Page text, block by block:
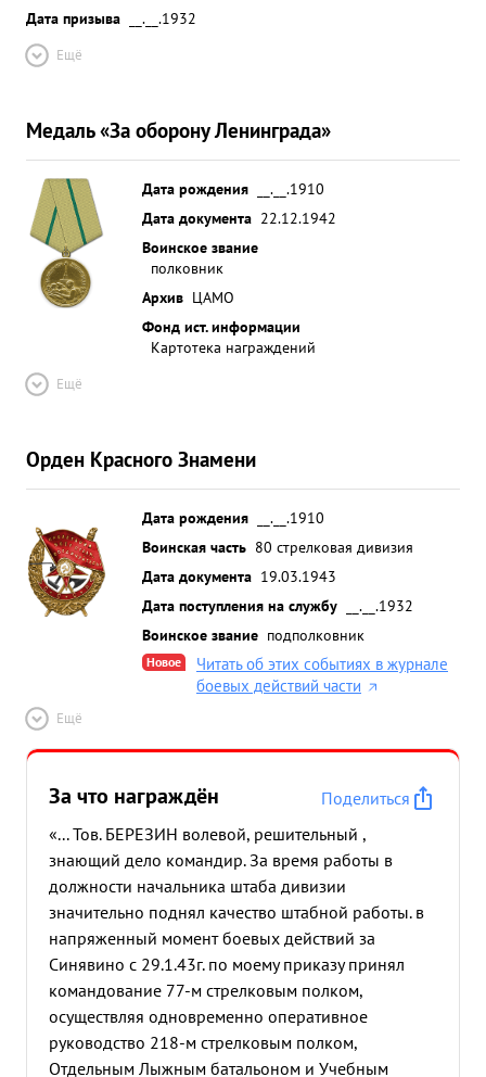
Дата призыва
__.__.1932
Ещё
Медаль «За оборону Ленинграда»
Дата рождения
__.__.1910
Дата документа 22.12.1942
Воинское звание
полковник
Архив ЦАМО
Фонд ист. информации
Картотека награждений
Ещё
Орден Красного Знамени
Дата рождения
__.__.1910
Воинская часть 80 стрелковая дивизия
Дата документа 19.03.1943
Дата поступления на службу
__.__.1932
Воинское звание подполковник
Новое
Читать об этих событиях в журнале
боевых действий части
Ещё
За что награждён
Поделиться
«... Тов. БЕРЕЗИН волевой, решительный ,
знающий дело командир. За время работы в
должности начальника штаба дивизии
значительно поднял качество штабной работы. в
напряженный момент боевых действий за
Синявино с 29.1.43г. по моему приказу принял
командование 77-м стрелковым полком,
осуществляя одновременно оперативное
руководство 218-м стрелковым полком,
Отдельным Лыжным батальоном и Учебным